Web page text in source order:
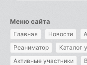
Меню сайта
Главная Новости
Реаниматор
Каталог
Активные участники